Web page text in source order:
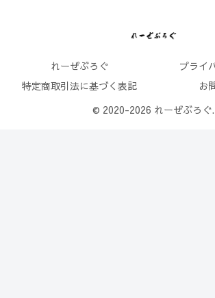
れーぜぶろぐ
プライ
特定商取引法に基づく表記
お
© 2020-2026 れーぜぶろぐ.